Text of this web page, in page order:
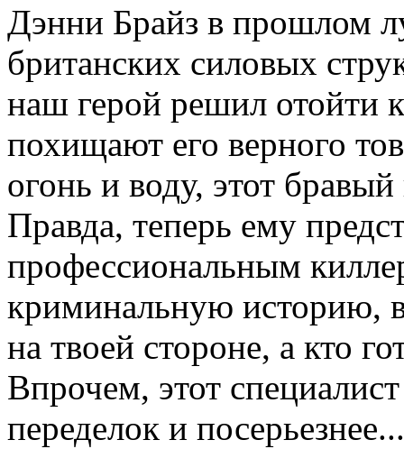
Дэнни Брайз в прошлом
британских силовых
наш герой решил отойти
похищают его верного
огонь и воду, этот
Правда, теперь ему
профессиональным
криминальную историю,
на твоей стороне, а кто
Впрочем, этот
переделок и посерьезнее...